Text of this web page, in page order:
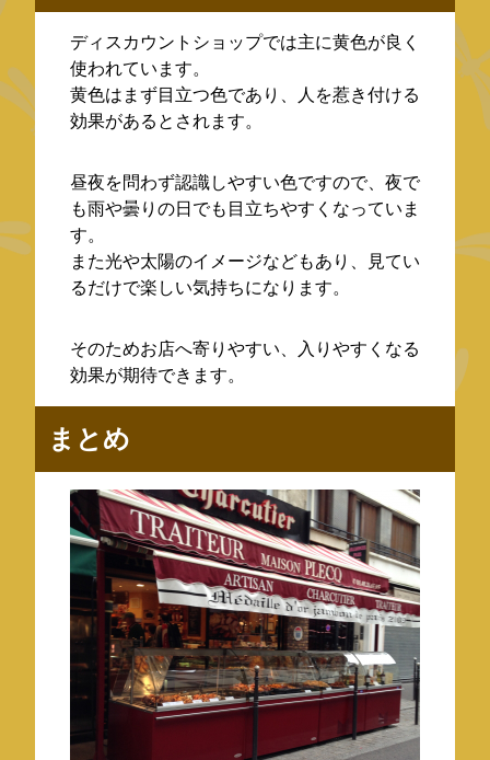
ディスカウントショップでは主に黄色が良く
使われています。
黄色はまず目立つ色であり、人を惹き付ける
効果があるとされます。
昼夜を問わず認識しやすい色ですので、夜で
も雨や曇りの日でも目立ちやすくなっていま
す。
また光や太陽のイメージなどもあり、見てい
るだけで楽しい気持ちになります。
そのためお店へ寄りやすい、入りやすくなる
効果が期待できます。
まとめ